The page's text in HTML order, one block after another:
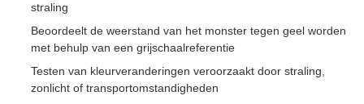
straling
Beoordeelt de weerstand van het monster tegen geel worden
met behulp van een grijschaalreferentie
Testen van kleurveranderingen veroorzaakt door straling,
zonlicht of transportomstandigheden